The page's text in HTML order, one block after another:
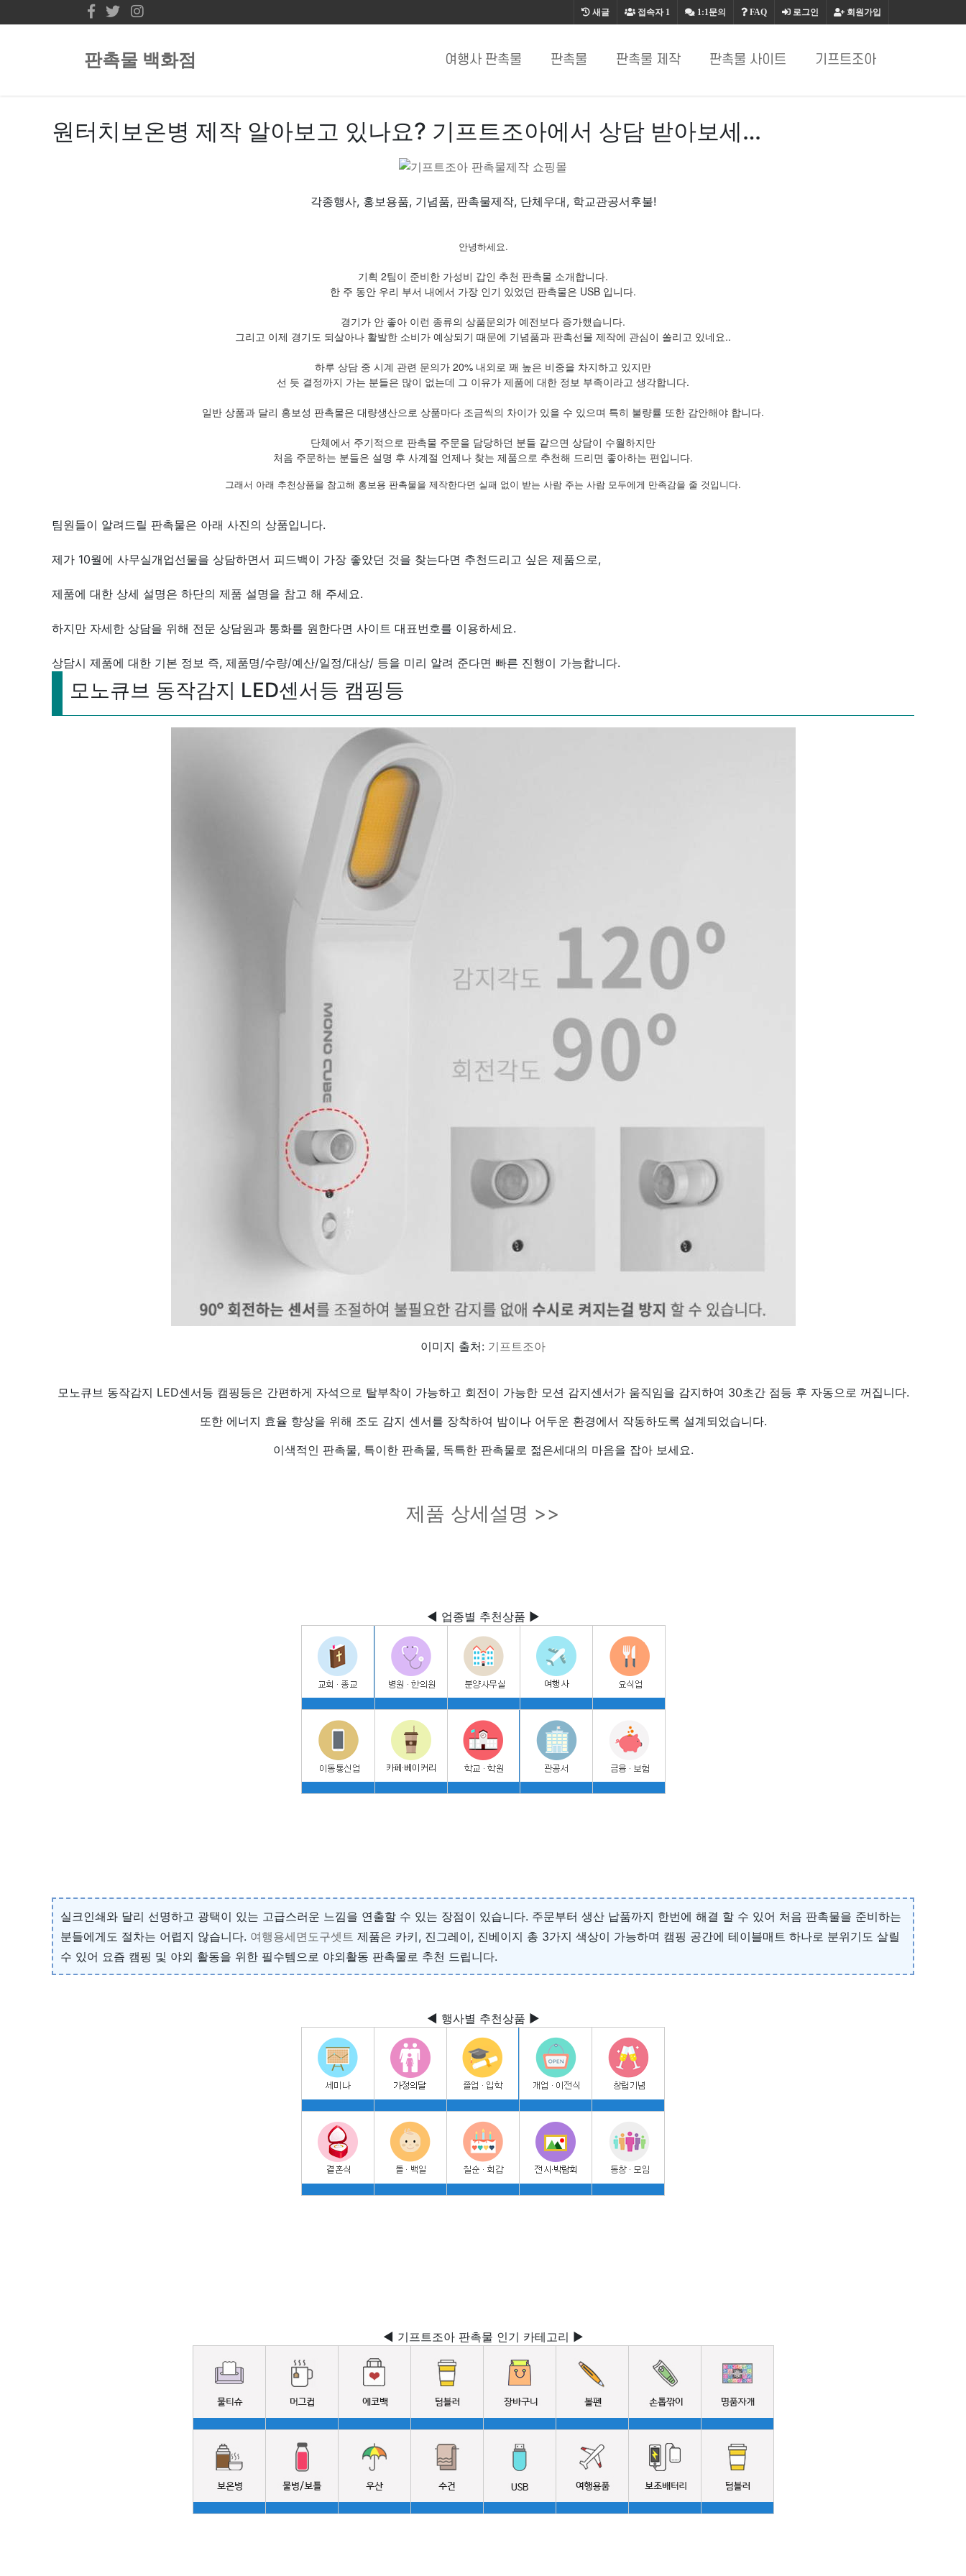
회원가입
로그인
FAQ
1:1문의
접속자1
새글
판촉물 백화점 여행사 판촉물 판촉물 판촉물 제작 판촉물 사이트 기프트조아
원터치보온병 제작 알아보고 있나요? 기프트조아에서 상담 받아보세…
각종행사, 홍보용품, 기념품, 판촉물제작, 단체우대, 학교관공서후불!
안녕하세요.
기획 2팀이 준비한 가성비 갑인 추천 판촉물 소개합니다.
한 주 동안 우리 부서 내에서 가장 인기 있었던 판촉물은 USB 입니다.
경기가 안 좋아 이런 종류의 상품문의가 예전보다 증가했습니다.
그리고 이제 경기도 되살아나 활발한 소비가 예상되기 때문에 기념품과 판촉선물 제작에 관심이 쏠리고 있네요..
하루 상담 중 시계 관련 문의가 20% 내외로 꽤 높은 비중을 차지하고 있지만
선 듯 결정까지 가는 분들은 많이 없는데 그 이유가 제품에 대한 정보 부족이라고 생각합니다.
일반 상품과 달리 홍보성 판촉물은 대량생산으로 상품마다 조금씩의 차이가 있을 수 있으며 특히 불량률 또한 감안해야 합니다.
단체에서 주기적으로 판촉물 주문을 담당하던 분들 같으면 상담이 수월하지만
처음 주문하는 분들은 설명 후 사계절 언제나 찾는 제품으로 추천해 드리면 좋아하는 편입니다.
그래서 아래 추천상품을 참고해 홍보용 판촉물을 제작한다면 실패 없이 받는 사람 주는 사람 모두에게 만족감을 줄 것입니다.
팀원들이 알려드릴 판촉물은 아래 사진의 상품입니다.
제가 10월에 사무실개업선물을 상담하면서 피드백이 가장 좋았던 것을 찾는다면 추천드리고 싶은 제품으로,
제품에 대한 상세 설명은 하단의 제품 설명을 참고 해 주세요.
하지만 자세한 상담을 위해 전문 상담원과 통화를 원한다면 사이트 대표번호를 이용하세요.
상담시 제품에 대한 기본 정보 즉, 제품명/수량/예산/일정/대상/ 등을 미리 알려 준다면 빠른 진행이 가능합니다.
모노큐브 동작감지 LED센서등 캠핑등
이미지 출처: 기프트조아
모노큐브 동작감지 LED센서등 캠핑등은 간편하게 자석으로 탈부착이 가능하고 회전이 가능한 모션 감지센서가 움직임을 감지하여 30초간 점등 후 자동으로 꺼집니다.
또한 에너지 효율 향상을 위해 조도 감지 센서를 장착하여 밤이나 어두운 환경에서 작동하도록 설계되었습니다.
이색적인 판촉물, 특이한 판촉물, 독특한 판촉물로 젊은세대의 마음을 잡아 보세요.
제품 상세설명 >>
◀ 업종별 추천상품 ▶
실크인쇄와 달리 선명하고 광택이 있는 고급스러운 느낌을 연출할 수 있는 장점이 있습니다. 주문부터 생산 납품까지 한번에 해결 할 수 있어 처음 판촉물을 준비하는
분들에게도 절차는 어렵지 않습니다. 여행용세면도구셋트 제품은 카키, 진그레이, 진베이지 총 3가지 색상이 가능하며 캠핑 공간에 테이블매트 하나로 분위기도 살릴
수 있어 요즘 캠핑 및 야외 활동을 위한 필수템으로 야외활동 판촉물로 추천 드립니다.
◀ 행사별 추천상품 ▶
◀ 기프트조아 판촉물 인기 카테고리 ▶